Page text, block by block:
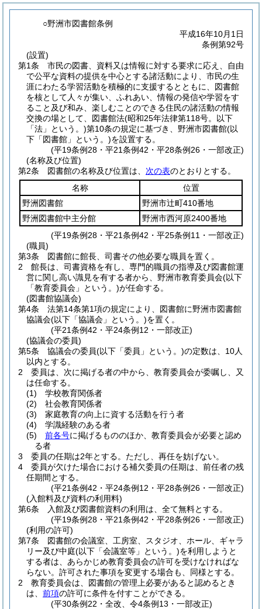
○野洲市図書館条例
平成16年10月1日
条例第92号
(設置)
第1条
市民の図書、資料又は情報に対する要求に応え、自由
で公平な資料の提供を中心とする諸活動により、市民の生
涯にわたる学習活動を積極的に支援するとともに、図書館
を核として人々が集い、ふれあい、情報の発信や学習をす
ること及び和み、楽しむことのできる住民の諸活動の情報
交換の場として、図書館法(昭和25年法律第118号。以下
「法」という。)第10条の規定に基づき、野洲市図書館(以
下「図書館」という。)を設置する。
(平19条例28・平21条例42・平28条例26・一部改正)
(名称及び位置)
第2条
図書館の名称及び位置は、 次の表のとおりとする。
名称
位置
野洲図書館
野洲市辻町410番地
野洲図書館中主分館
野洲市西河原2400番地
(平19条例28・平21条例42・平25条例11・一部改正)
(職員)
第3条
図書館に館長、司書その他必要な職員を置く。
2
館長は、司書資格を有し、専門的職員の指導及び図書館運
営に関し高い識見を有する者から、野洲市教育委員会(以下
「教育委員会」という。)が任命する。
(図書館協議会)
第4条
法第14条第1項の規定により、図書館に野洲市図書館
協議会(以下「協議会」という。)を置く。
(平21条例42・平24条例12・一部改正)
(協議会の委員)
第5条
協議会の委員(以下「委員」という。)の定数は、10人
以内とする。
2
委員は、次に掲げる者の中から、教育委員会が委嘱し、又
は任命する。
(1)
学校教育関係者
(2)
社会教育関係者
(3)
家庭教育の向上に資する活動を行う者
(4)
学識経験のある者
(5)
前各号に掲げるもののほか、教育委員会が必要と認め
る者
3
委員の任期は2年とする。 ただし、再任を妨げない。
4
委員が欠けた場合における補欠委員の任期は、前任者の残
任期間とする。
(平21条例42・平24条例12・平28条例26・一部改正)
(入館料及び資料の利用料)
第6条
入館及び図書館資料の利用は、全て無料とする。
(平19条例28・平21条例42・平28条例26・一部改正)
(利用の許可)
第7条
図書館の会議室、工房室、スタジオ、ホール、ギャラ
リー及び中庭(以下「会議室等」という。)を利用しようと
する者は、あらかじめ教育委員会の許可を受けなければな
らない。 許可された事項を変更する場合も、同様とする。
2
教育委員会は、図書館の管理上必要があると認めるとき
は、 前項の許可に条件を付すことができる。
(平30条例22・全改、令4条例13・一部改正)